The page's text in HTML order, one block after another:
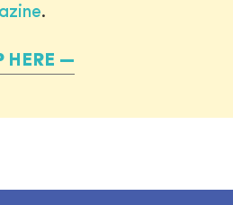
.
HERE